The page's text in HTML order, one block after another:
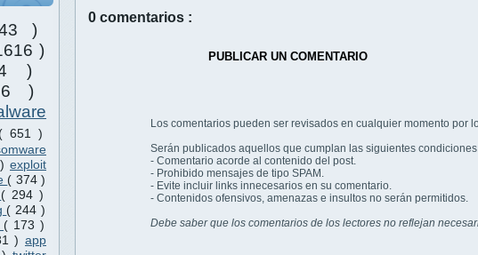
)
)
)
)
( 651 )
exploit
( 374 )
( 294 )
( 244 )
( 173 )
) app
0 comentarios :
PUBLICAR UN COMENTARIO
Los comentarios pueden ser revisados en cualquier momento por
Serán publicados aquellos que cumplan las siguientes
- Comentario acorde al contenido del post.
- Prohibido mensajes de tipo SPAM.
- Evite incluir links innecesarios en su comentario.
- Contenidos ofensivos, amenazas e insultos no serán permitidos.
Debe saber que los comentarios de los lectores no reflejan